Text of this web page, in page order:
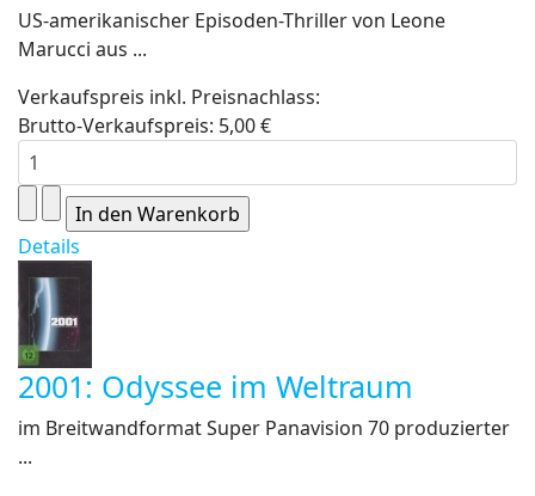
US-amerikanischer Episoden-Thriller von Leone
Marucci aus ...
Verkaufspreis inkl. Preisnachlass:
Brutto-Verkaufspreis: 5,00 €
Details
2001: Odyssee im Weltraum
im Breitwandformat Super Panavision 70 produzierter
...